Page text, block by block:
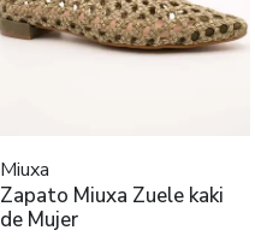
Miuxa
Zapato Miuxa Zuele kaki
de Mujer